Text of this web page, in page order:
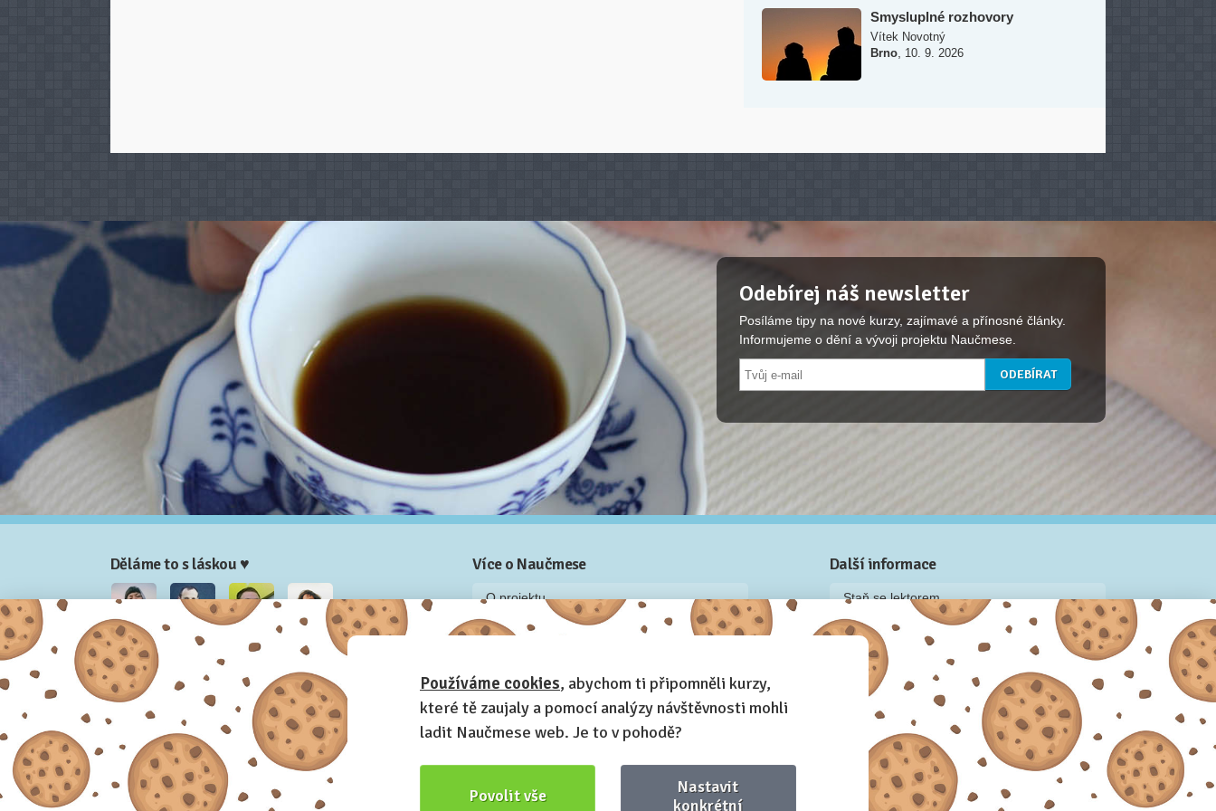
Smysluplné rozhovory
Vítek Novotný
Brno 10. 9. 2026
Odebírej náš newsletter
Posíláme tipy na nové kurzy, zajímavé a přínosné články.
Informujeme o dění a vývoji projektu Naučmese.
Děláme to s láskou ♥
Nela Josef Honza
Více o Naučmese
O projektu
Blog: recenze z kurzů, rozhovory a články
Příběh Naučmese
Naučmese festivaly
Náš systém pro vaši firmu
Prostory pro pořádání kurzů
Kontakt a fakturační údaje
Další informace
Staň se lektorem
Video: Jak připravit kurz na Naučmese
Často kladené dotazy
Dárkové poukazy
Podmínky užívání
Obchodní podmínky
Zásady používání cookie souborů
Pravidla ochrany osobních údajů
Používáme cookies, abychom ti připomněli kurzy,
které tě zaujaly a pomocí analýzy návštěvnosti mohli
ladit Naučmese web. Je to v pohodě?
Povolit vše
Nastavit
konkrétní